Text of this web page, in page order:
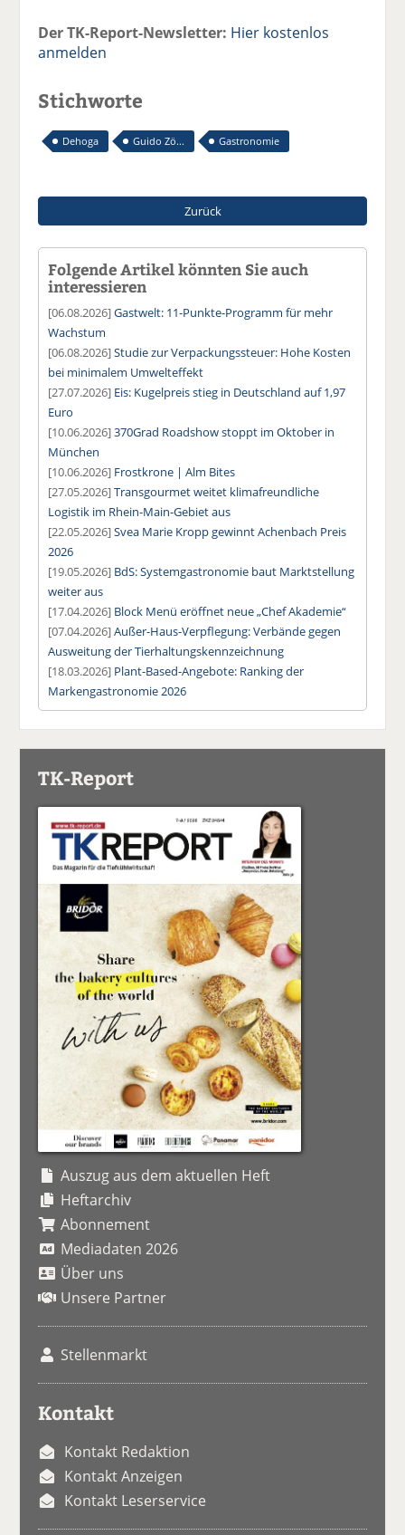
Der TK-Report-Newsletter: Hier kostenlos
anmelden
Stichworte
Dehoga Guido Zö... Gastronomie
Zurück
Folgende Artikel könnten Sie auch
interessieren
[06.08.2026]Gastwelt: 11-Punkte-Programm für mehr
Wachstum
[06.08.2026]Studie zur Verpackungssteuer: Hohe Kosten
bei minimalem Umwelteffekt
[27.07.2026] Eis: Kugelpreis stieg in Deutschland auf 1,97
Euro
[10.06.2026]370Grad Roadshow stoppt im Oktober in
München
[10.06.2026] Frostkrone | Alm Bites
[27.05.2026]Transgourmet weitet klimafreundliche
Logistik im Rhein-Main-Gebiet aus
[22.05.2026]Svea Marie Kropp gewinnt Achenbach Preis
2026
[19.05.2026] BdS: Systemgastronomie baut Marktstellung
weiter aus
[17.04.2026] Block Menü eröffnet neue „Chef Akademie“
[07.04.2026]Außer-Haus-Verpflegung: Verbände gegen
Ausweitung der Tierhaltungskennzeichnung
[18.03.2026] Plant-Based-Angebote: Ranking der
Markengastronomie 2026
TK-Report
Auszug aus dem aktuellen Heft
Heftarchiv
Abonnement
Mediadaten 2026
Über uns
Unsere Partner
Stellenmarkt
Kontakt
Kontakt Redaktion
Kontakt Anzeigen
Kontakt Leserservice